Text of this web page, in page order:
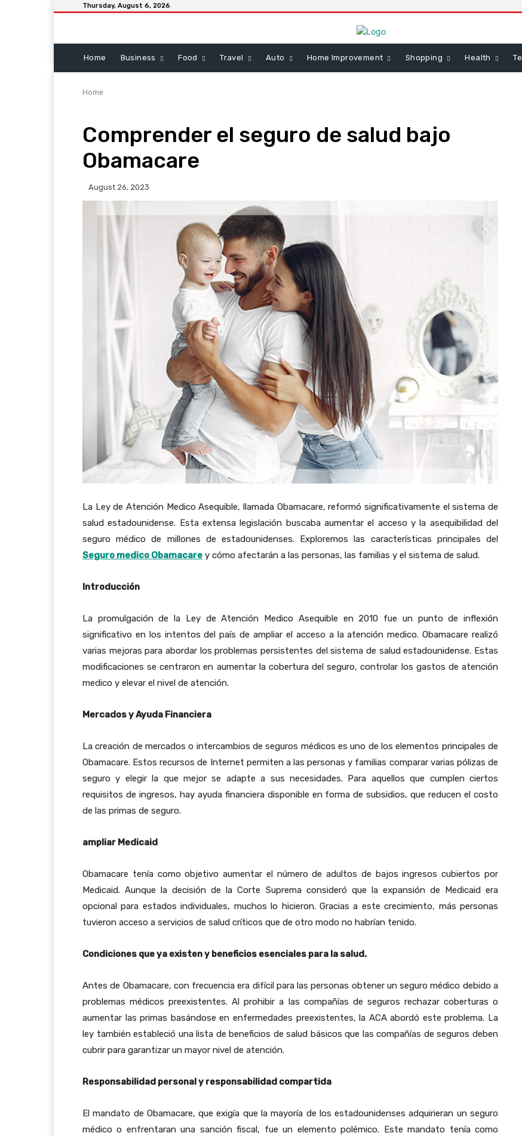
Thursday, August 6, 2026
Home Business Food Travel Auto Home Improvement Shopping Health
Home
Comprender el seguro de salud bajo
Obamacare
August 26, 2023
La Ley de Atención Medico Asequible, llamada Obamacare, reformó significativamente el sistema de
salud estadounidense. Esta extensa legislación buscaba aumentar el acceso y la asequibilidad del
seguro médico de millones de estadounidenses. Exploremos las características principales del
Seguro medico Obamacare y cómo afectarán a las personas, las familias y el sistema de salud.
Introducción
La promulgación de la Ley de Atención Medico Asequible en 2010 fue un punto de inflexión
significativo en los intentos del país de ampliar el acceso a la atención medico. Obamacare realizó
varias mejoras para abordar los problemas persistentes del sistema de salud estadounidense. Estas
modificaciones se centraron en aumentar la cobertura del seguro, controlar los gastos de atención
medico y elevar el nivel de atención.
Mercados y Ayuda Financiera
La creación de mercados o intercambios de seguros médicos es uno de los elementos principales de
Obamacare. Estos recursos de Internet permiten a las personas y familias comparar varias pólizas de
seguro y elegir la que mejor se adapte a sus necesidades. Para aquellos que cumplen ciertos
requisitos de ingresos, hay ayuda financiera disponible en forma de subsidios, que reducen el costo
de las primas de seguro.
ampliar Medicaid
Obamacare tenía como objetivo aumentar el número de adultos de bajos ingresos cubiertos por
Medicaid. Aunque la decisión de la Corte Suprema consideró que la expansión de Medicaid era
opcional para estados individuales, muchos lo hicieron. Gracias a este crecimiento, más personas
tuvieron acceso a servicios de salud críticos que de otro modo no habrían tenido.
Condiciones que ya existen y beneficios esenciales para la salud.
Antes de Obamacare, con frecuencia era difícil para las personas obtener un seguro médico debido a
problemas médicos preexistentes. Al prohibir a las compañías de seguros rechazar coberturas o
aumentar las primas basándose en enfermedades preexistentes, la ACA abordó este problema. La
ley también estableció una lista de beneficios de salud básicos que las compañías de seguros deben
cubrir para garantizar un mayor nivel de atención.
Responsabilidad personal y responsabilidad compartida
El mandato de Obamacare, que exigía que la mayoría de los estadounidenses adquirieran un seguro
médico o enfrentaran una sanción fiscal, fue un elemento polémico. Este mandato tenía como